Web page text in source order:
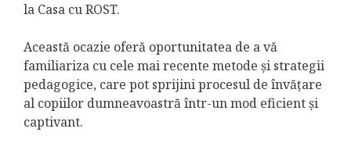
la Casa cu ROST.
Această ocazie oferă oportunitatea de a vă
familiariza cu cele mai recente metode și strategii
pedagogice, care pot sprijini procesul de învățare
al copiilor dumneavoastră într-un mod eficient și
captivant.